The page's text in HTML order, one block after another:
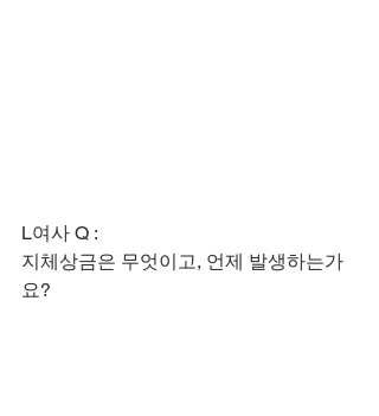
​​L여사 Q :
지체상금은 무엇이고, 언제 발생하는가
요?